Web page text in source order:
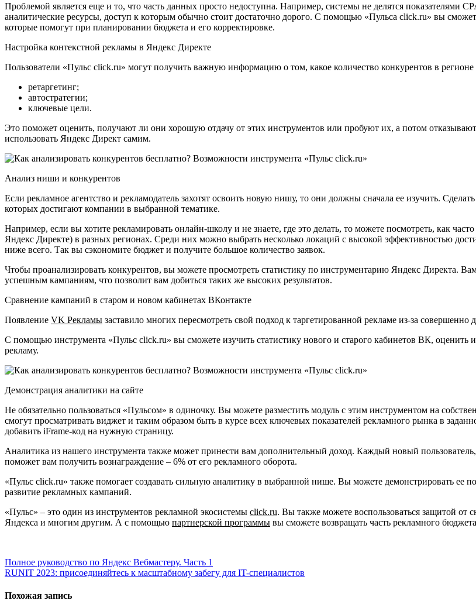
Проблемой является еще и то, что часть данных просто недоступна. Например, системы не делятся показателями
аналитические ресурсы, доступ к которым обычно стоит достаточно дорого. С помощью «Пульса click.ru» вы
которые помогут при планировании бюджета и его корректировке.
Настройка контекстной рекламы в Яндекс Директе
Пользователи «Пульс click.ru» могут получить важную информацию о том, какое количество конкурентов в
ретаргетинг;
автостратегии;
ключевые цели.
Это поможет оценить, получают ли они хорошую отдачу от этих инструментов или пробуют их, а потом
использовать Яндекс Директ самим.
Анализ ниши и конкурентов
Если рекламное агентство и рекламодатель захотят освоить новую нишу, то они должны сначала ее изучить.
которых достигают компании в выбранной тематике.
Например, если вы хотите рекламировать онлайн-школу и не знаете, где это делать, то можете посмотреть, как
Яндекс Директе) в разных регионах. Среди них можно выбрать несколько локаций с высокой эффективностью
ниже всего. Так вы сэкономите бюджет и получите большое количество заявок.
Чтобы проанализировать конкурентов, вы можете просмотреть статистику по инструментарию Яндекс Директа.
успешным кампаниям, что позволит вам добиться таких же высоких результатов.
Сравнение кампаний в старом и новом кабинетах ВКонтакте
Появление VK Рекламы заставило многих пересмотреть свой подход к таргетированной рекламе из-за совершенно
С помощью инструмента «Пульс click.ru» вы сможете изучить статистику нового и старого кабинетов ВК, оценить
рекламу.
Демонстрация аналитики на сайте
Не обязательно пользоваться «Пульсом» в одиночку. Вы можете разместить модуль с этим инструментом на
смогут просматривать виджет и таким образом быть в курсе всех ключевых показателей рекламного рынка в
добавить iFrame-код на нужную страницу.
Аналитика из нашего инструмента также может принести вам дополнительный доход. Каждый новый пользователь,
поможет вам получить вознаграждение – 6% от его рекламного оборота.
«Пульс click.ru» также помогает создавать сильную аналитику в выбранной нише. Вы можете демонстрировать
развитие рекламных кампаний.
«Пульс» – это один из инструментов рекламной экосистемы click.ru. Вы также можете воспользоваться защитой
Яндекса и многим другим. А с помощью партнерской программы вы сможете возвращать часть рекламного
Навигация
по
записям
Полное руководство по Яндекс Вебмастеру. Часть 1
RUNIT 2023: присоединяйтесь к масштабному забегу для IT-специалистов
Похожая запись